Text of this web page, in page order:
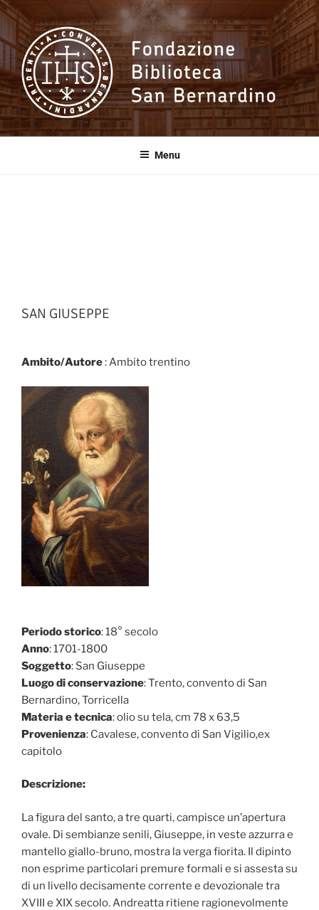
Salta
contenuto
Fondazione
Biblioteca SanMenu
SAN GIUSEPPE
Ambito/Autore: Ambito trentino
Periodo storico: 18° secolo
Anno: 1701-1800
Soggetto: San Giuseppe
Luogo di conservazione: Trento, convento di San
Bernardino, Torricella
Materia e tecnica: olio su tela, cm 78 x 63,5
Provenienza: Cavalese, convento di San Vigilio,ex
capitolo
Descrizione:
La figura del santo, a tre quarti, campisce un’apertura
ovale. Di sembianze senili, Giuseppe, in veste azzurra e
mantello giallo-bruno, mostra la verga fiorita. Il dipinto
non esprime particolari premure formali e si assesta su
di un livello decisamente corrente e devozionale tra
XVIII e XIX secolo. Andreatta ritiene ragionevolmente